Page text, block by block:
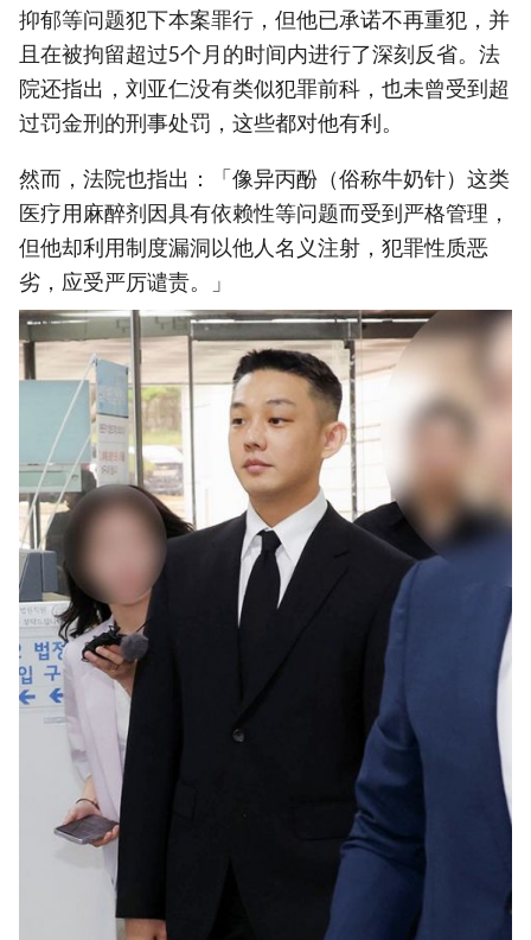
抑郁等问题犯下本案罪行，但他已承诺不再重犯，并
且在被拘留超过5个月的时间内进行了深刻反省。法
院还指出，刘亚仁没有类似犯罪前科，也未曾受到超
过罚金刑的刑事处罚，这些都对他有利。
然而，法院也指出：「像异丙酚（俗称牛奶针）这类
医疗用麻醉剂因具有依赖性等问题而受到严格管理，
但他却利用制度漏洞以他人名义注射，犯罪性质恶
劣，应受严厉谴责。」